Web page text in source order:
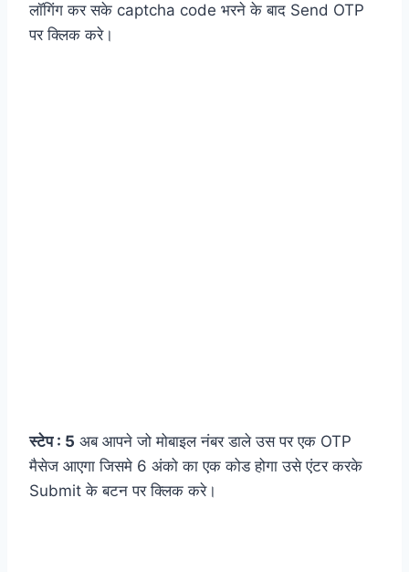
लॉगिंग कर सके captcha code भरने के बाद Send OTP
पर क्लिक करे।
स्टेप : 5 अब आपने जो मोबाइल नंबर डाले उस पर एक OTP
मैसेज आएगा जिसमे 6 अंको का एक कोड होगा उसे एंटर करके
Submit के बटन पर क्लिक करे।